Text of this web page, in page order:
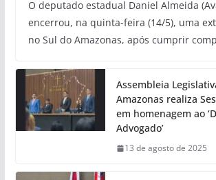
O deputado estadual Daniel Almeida
encerrou, na quinta-feira (14/5), uma
no Sul do Amazonas, após cumprir
Assembleia
Amazonas realiza
em homenagem ao
Advogado’
13 de agosto de 2025